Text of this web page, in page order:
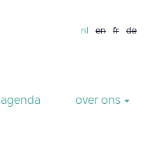
nl en fr de
agenda over ons